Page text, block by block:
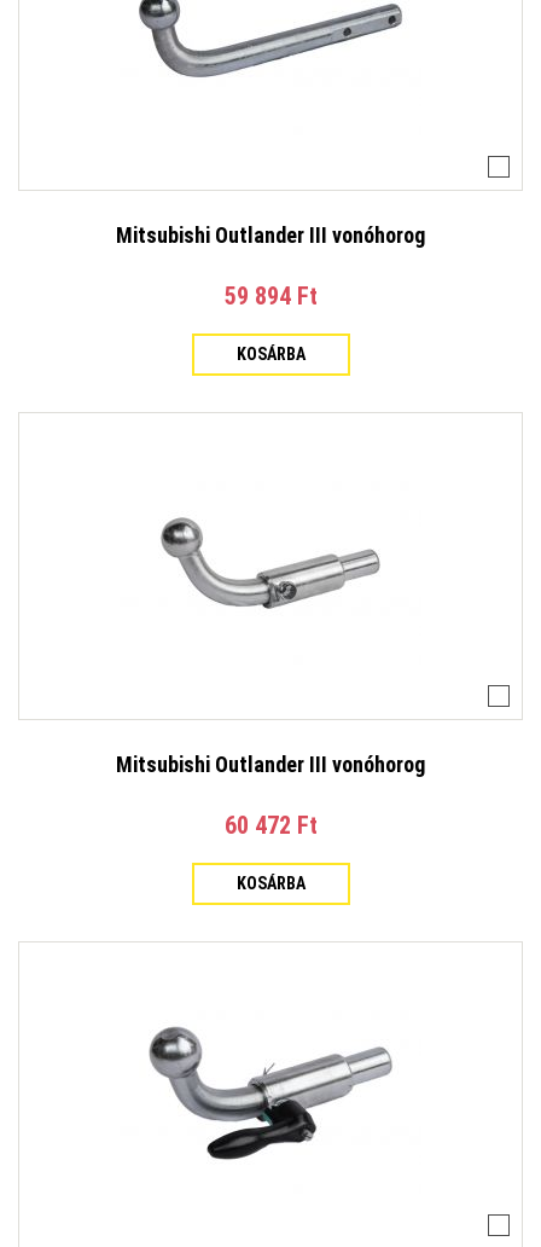
Mitsubishi Outlander III vonóhorog
59 894 Ft‎
KOSÁRBA
Mitsubishi Outlander III vonóhorog
60 472 Ft‎
KOSÁRBA